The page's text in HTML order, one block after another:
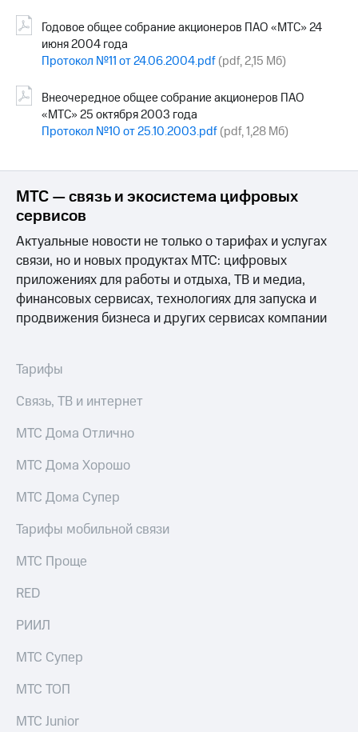
Годовое общее собрание акционеров ПАО «МТС» 24
июня 2004 года
Протокол №11 от 24.06.2004.pdf(pdf, 2,15 Мб)
Внеочередное общее собрание акционеров ПАО
«МТС» 25 октября 2003 года
Протокол №10 от 25.10.2003.pdf(pdf, 1,28 Мб)
МТС — связь и экосистема цифровых
сервисов
Актуальные новости не только о тарифах и услугах
связи, но и новых продуктах МТС: цифровых
приложениях для работы и отдыха, ТВ и медиа,
финансовых сервисах, технологиях для запуска и
продвижения бизнеса и других сервисах компании
Тарифы
Связь, ТВ и интернет
МТС Дома Отлично
МТС Дома Хорошо
МТС Дома Супер
Тарифы мобильной связи
МТС Проще
RED
РИИЛ
МТС Супер
МТС ТОП
МТС Junior